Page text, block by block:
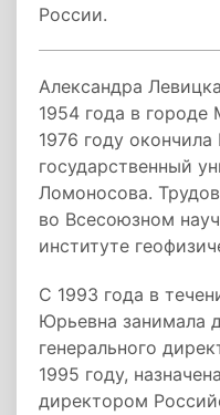
России.
Александра
1954 года в
1976 году
государственный
Ломоносова.
во Всесоюзном
институте
С 1993 года в
Юрьевна занимала
генерального
1995 году,
директором